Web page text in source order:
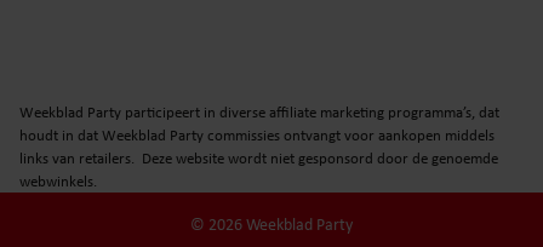
Weekblad Party participeert in diverse affiliate marketing programma’s, dat
houdt in dat Weekblad Party commissies ontvangt voor aankopen middels
links van retailers. Deze website wordt niet gesponsord door de genoemde
webwinkels.
© 2026 Weekblad Party